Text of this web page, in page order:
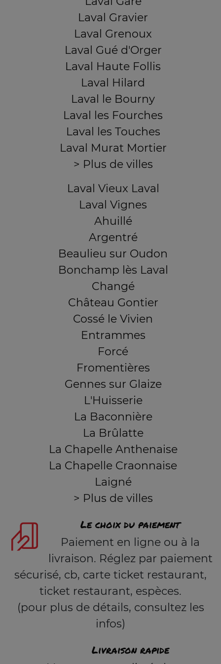
Laval Gravier
Laval Grenoux
Laval Gué d'Orger
Laval Haute Follis
Laval Hilard
Laval le Bourny
Laval les Fourches
Laval les Touches
Laval Murat Mortier
> Plus de villes
Laval Vieux Laval
Laval Vignes
Ahuillé
Argentré
Beaulieu sur Oudon
Bonchamp lès Laval
Changé
Château Gontier
Cossé le Vivien
Entrammes
Forcé
Fromentières
Gennes sur Glaize
L'Huisserie
La Baconnière
La Brûlatte
La Chapelle Anthenaise
La Chapelle Craonnaise
Laigné
> Plus de villes
Le choix du paiement
Paiement en ligne ou à la
livraison. Réglez par paiement
sécurisé, cb, carte ticket restaurant,
ticket restaurant, espèces.
(pour plus de détails, consultez les
infos)
Livraison rapide